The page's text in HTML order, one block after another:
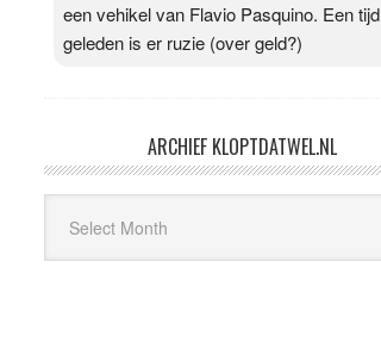
een vehikel van Flavio Pasquino. Een tijd
geleden is er ruzie (over geld?)
ARCHIEF KLOPTDATWEL.NL
Kloptdatwel.nl